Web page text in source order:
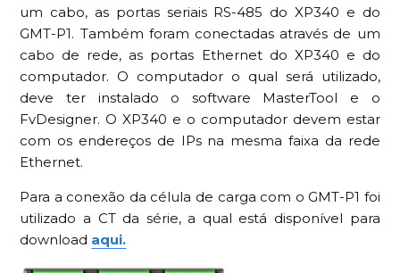
um cabo, as portas seriais RS-485 do XP340 e do
GMT-P1. Também foram conectadas através de um
cabo de rede, as portas Ethernet do XP340 e do
computador. O computador o qual será utilizado,
deve ter instalado o software MasterTool e o
FvDesigner. O XP340 e o computador devem estar
com os endereços de IPs na mesma faixa da rede
Ethernet.
Para a conexão da célula de carga com o GMT-P1 foi
utilizado a CT da série, a qual está disponível para
download aqui.